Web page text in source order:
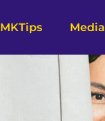
MKTips